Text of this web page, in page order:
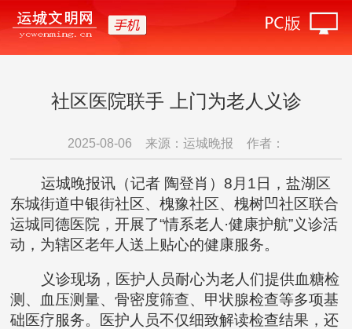
社区医院联手 上门为老人义诊
2025-08-06 来源：运城晚报 作者：
运城晚报讯（记者 陶登肖）8月1日，盐湖区
东城街道中银街社区、槐豫社区、槐树凹社区联合
运城同德医院，开展了“情系老人·健康护航”义诊活
动，为辖区老年人送上贴心的健康服务。
义诊现场，医护人员耐心为老人们提供血糖检
测、血压测量、骨密度筛查、甲状腺检查等多项基
础医疗服务。医护人员不仅细致解读检查结果，还